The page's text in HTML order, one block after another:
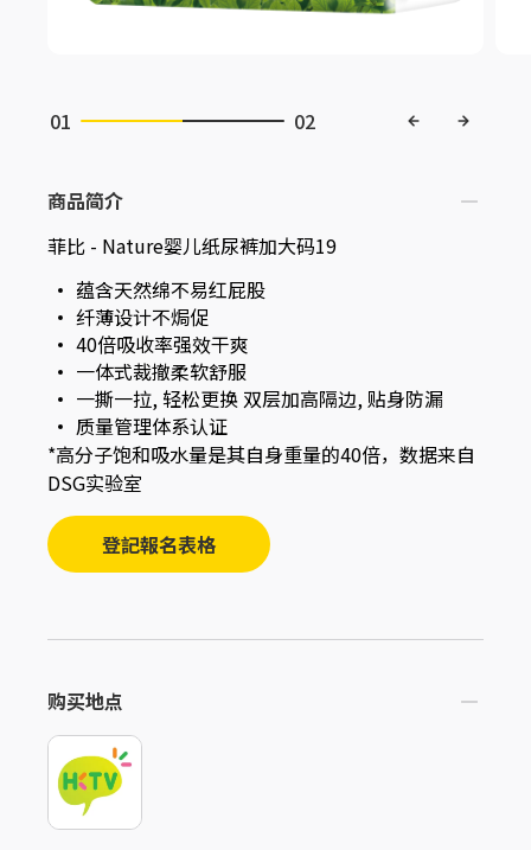
01 02
商品简介
菲比 - Nature婴儿纸尿裤加大码19
蕴含天然绵不易红屁股
纤薄设计不焗促
40倍吸收率强效干爽
一体式裁撤柔软舒服
一撕一拉, 轻松更换 双层加高隔边, 贴身防漏
质量管理体系认证
*高分子饱和吸水量是其自身重量的40倍，数据来自
DSG实验室
登記報名表格
购买地点